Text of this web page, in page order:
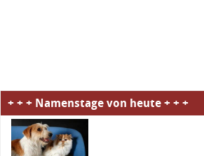
+ + + Namenstage von heute + + +